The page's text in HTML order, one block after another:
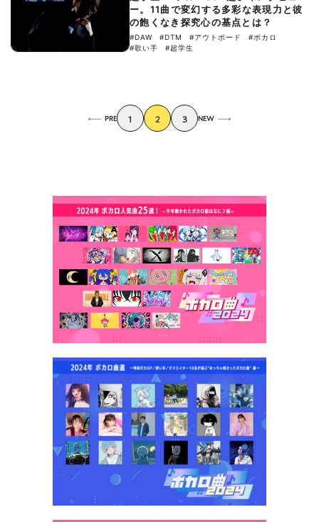
ー。11曲で変幻する多彩な表現力と彼
の飽くなき探究心の基点とは？
#DAW #DTM #アウトボード
#ボカロ
#歌い手
#超学生
PRE 1 2 3 NEW